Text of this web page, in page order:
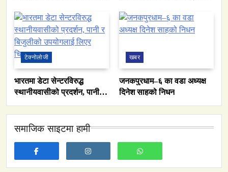
टेक्नोलोजी
भारतमा डेटा सेन्टरविरुद्ध
स्थानीयवासीको प्रदर्शन, पानी र
चिन्ता
खबर
जनकपुरधाम–६ का वडा अध्यक्ष
दिनेश साहको निधन
समाजिक साइटमा हामी